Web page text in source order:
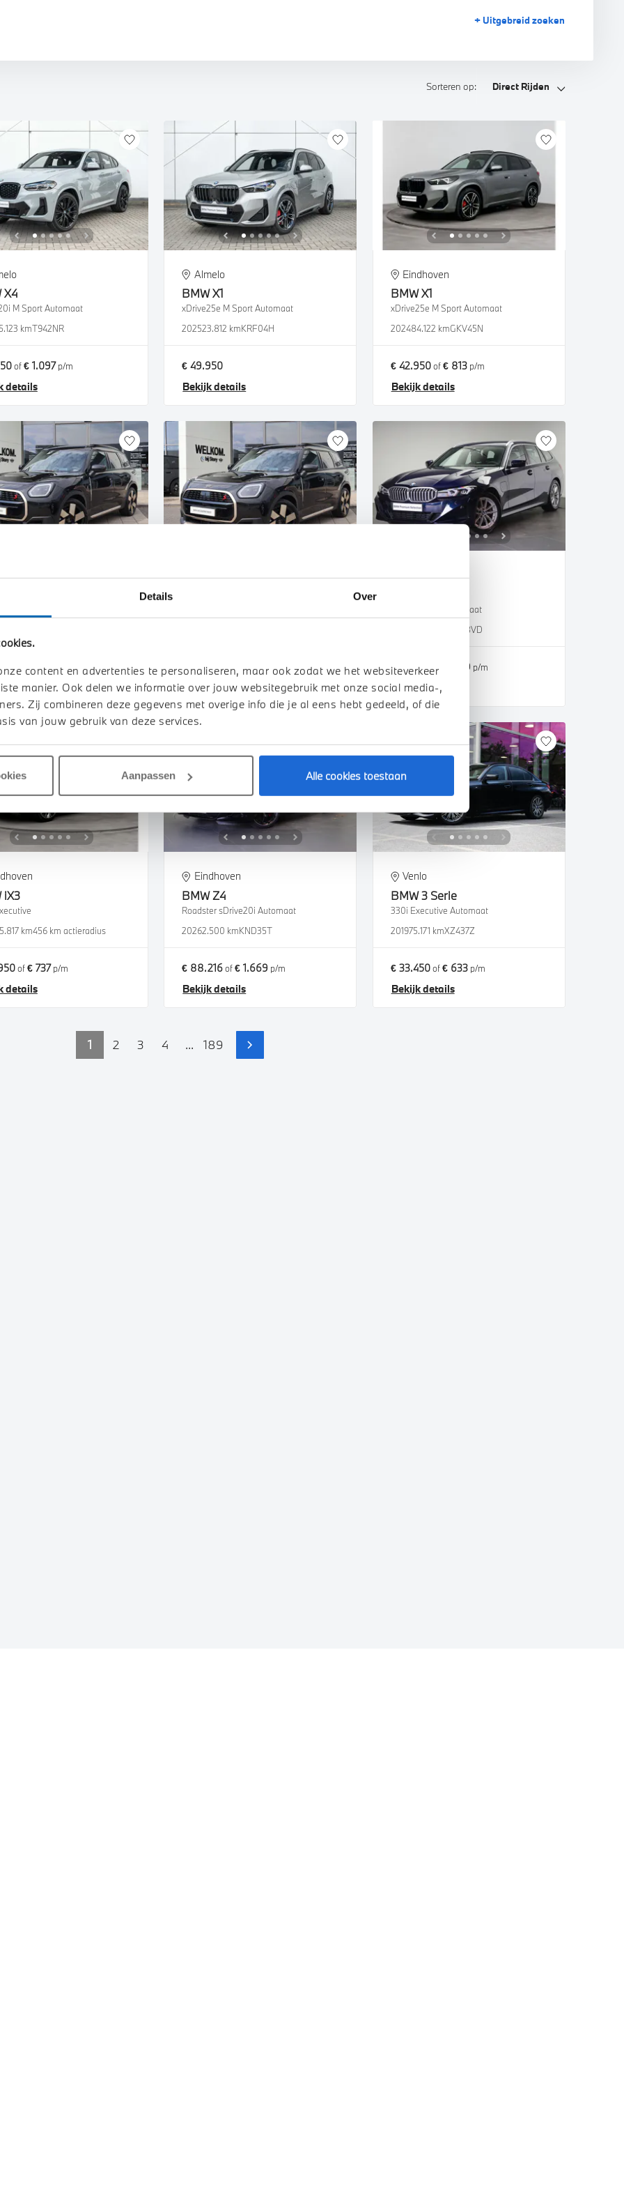
Details Over
content en advertenties te personaliseren, maar ook zodat we het websiteverkeer
manier. Ook delen we informatie over jouw websitegebruik met onze social media-,
Zij combineren deze gegevens met overige info die je al eens hebt gedeeld, of die
van jouw gebruik van deze services.
Aanpassen Alle cookies toestaan
iX
X5M
XM
+ Uitgebreid zoeken
Sorteren op: Direct Rijden
X4
M Sport Automaat
kmT942NR
of€ 1.097p/m
details
Almelo
BMWX1
xDrive25e M Sport Automaat
202523.812 kmKRF04H
€ 49.950
Bekijk details
Eindhoven
BMW X1
xDrive25e M Sport Automaat
202484.122 kmGKV45N
€ 42.950of€ 813p/m
Bekijk details
of € 983p/m
details
's-Hertogenbosch
€ 51.950of€ 983p/m
Bekijk details
Eindhoven
Touring 330e Automaat
T758VD
€ 36.950of € 699 p/m
Bekijk details
iX3
km456 km actieradius
of€ 737p/m
details
Eindhoven
BMWZ4
Roadster sDrive20i Automaat
20262.500 kmKND35T
€ 88.216of€ 1.669 p/m
Bekijk details
Venlo
BMW 3 Serie
330i Executive Automaat
201975.171 kmXZ437Z
€ 33.450of€ 633p/m
Bekijk details
1 2 3 4 ... 189